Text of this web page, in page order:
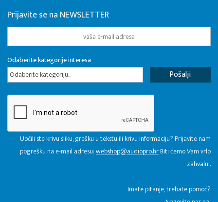
Prijavite se na NEWSLETTER
Odaberite kategorije interesa
Odaberite kategoriju...
Uočili ste krivu sliku, grešku u tekstu ili krivu informaciju? Prijavite nam
pogrešku na e-mail adresu:webshop@audiopro.hrBiti ćemo Vam vrlo
zahvalni.
​Imate pitanje, trebate pomoć?